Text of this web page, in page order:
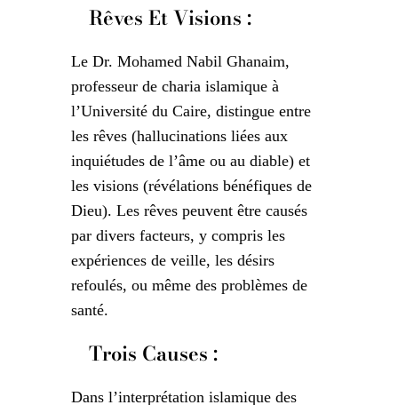
Rêves Et Visions :
Le Dr. Mohamed Nabil Ghanaim,
professeur de charia islamique à
l’Université du Caire, distingue entre
les rêves (hallucinations liées aux
inquiétudes de l’âme ou au diable) et
les visions (révélations bénéfiques de
Dieu). Les rêves peuvent être causés
par divers facteurs, y compris les
expériences de veille, les désirs
refoulés, ou même des problèmes de
santé.
Trois Causes :
Dans l’interprétation islamique des